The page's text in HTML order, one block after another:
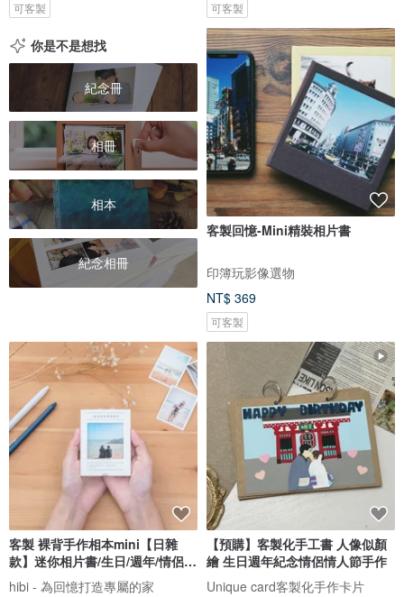
可客製 可客製
你是不是想找
紀念冊
相冊
相本
紀念相冊
客製回憶-Mini精裝相片書
印簿玩影像選物
NT$ 369
可客製
客製 裸背手作相本mini【日雜
款】迷你相片書/生日/週年/情侶禮
物
hibi - 為回憶打造專屬的家
【預購】客製化手工書 人像似顏
繪 生日週年紀念情侶情人節手作
Unique card客製化手作卡片